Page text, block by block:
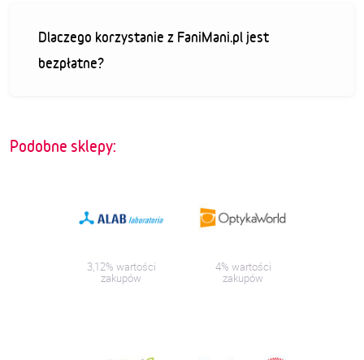
Dlaczego korzystanie z FaniMani.pl jest
bezpłatne?
Podobne sklepy:
3,12% wartości
zakupów
4% wartości
zakupów